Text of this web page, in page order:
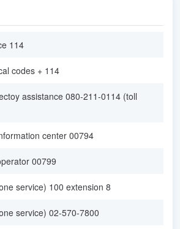
114
codes + 114
assistance 080-211-0114 (toll
center 00794
00799
service) 100 extension 8
service) 02-570-7800